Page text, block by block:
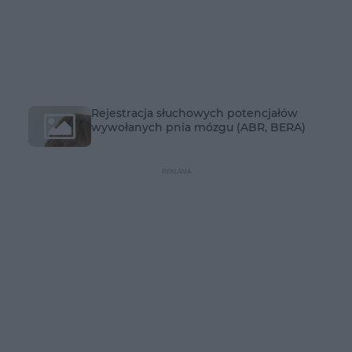
Rejestracja słuchowych potencjałów
wywołanych pnia mózgu (ABR, BERA)